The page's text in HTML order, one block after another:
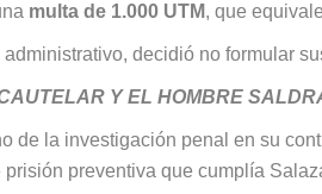
multa de 1.000 UTM, que
administrativo, decidió no formular
Y EL HOMBRE
de la investigación penal en su
preventiva que cumplía